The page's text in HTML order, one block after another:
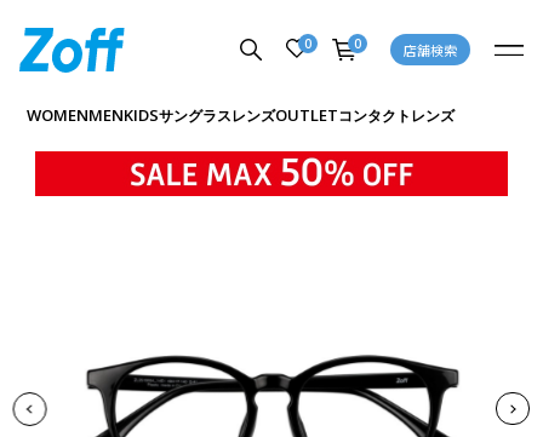
0 0 店舗検索
WOMENMENKIDSサングラスレンズOUTLETコンタクトレンズ
商品詳細ページへ